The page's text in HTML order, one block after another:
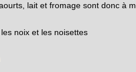
lait et fromage sont donc à
noix et les noisettes